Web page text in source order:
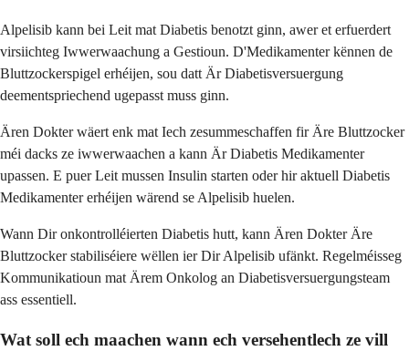
Alpelisib kann bei Leit mat Diabetis benotzt ginn, awer et erfuerdert
virsiichteg Iwwerwaachung a Gestioun. D'Medikamenter kënnen de
Bluttzockerspigel erhéijen, sou datt Är Diabetisversuergung
deementspriechend ugepasst muss ginn.
Ären Dokter wäert enk mat Iech zesummeschaffen fir Äre Bluttzocker
méi dacks ze iwwerwaachen a kann Är Diabetis Medikamenter
upassen. E puer Leit mussen Insulin starten oder hir aktuell Diabetis
Medikamenter erhéijen wärend se Alpelisib huelen.
Wann Dir onkontrolléierten Diabetis hutt, kann Ären Dokter Äre
Bluttzocker stabiliséiere wëllen ier Dir Alpelisib ufänkt. Regelméisseg
Kommunikatioun mat Ärem Onkolog an Diabetisversuergungsteam
ass essentiell.
Wat soll ech maachen wann ech versehentlech ze vill